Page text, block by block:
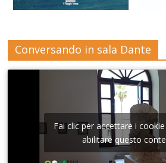
Conversando in sala Dante
Fai clic per accettare i
abilitare questo